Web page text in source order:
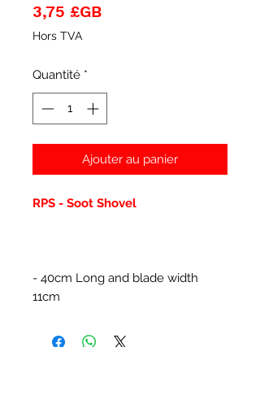
3,75 £GBPrix
Hors TVA
Quantité *
Ajouter au panier
RPS - Soot Shovel
- 40cm Long and blade width
11cm